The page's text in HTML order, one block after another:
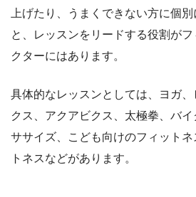
上げたり、うまくできない方に個別
と、レッスンをリードする役割が
クターにはあります。
具体的なレッスンとしては、ヨガ
クス、アクアビクス、太極拳、バ
ササイズ、こども向けのフィット
トネスなどがあります。